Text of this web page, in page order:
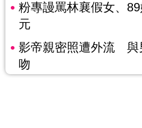
粉專謾罵林襄假女、
元
影帝親密照遭外流 與
吻